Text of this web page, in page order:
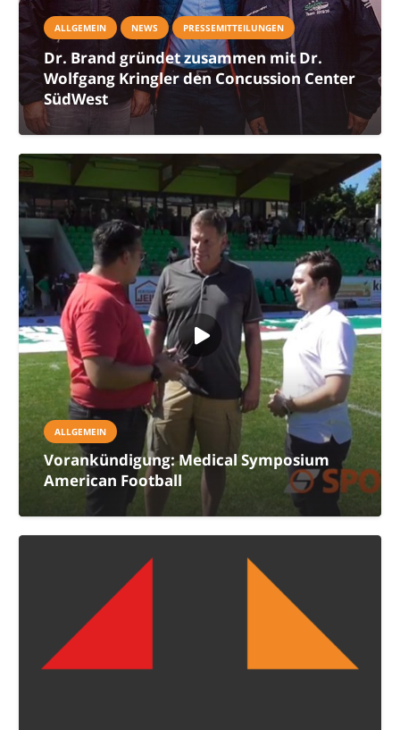
ALLGEMEIN NEWS PRESSEMITTEILUNGEN
Dr. Brand gründet zusammen mit Dr.
Wolfgang Kringler den Concussion Center
SüdWest
ALLGEMEIN
Vorankündigung: Medical Symposium
American Football